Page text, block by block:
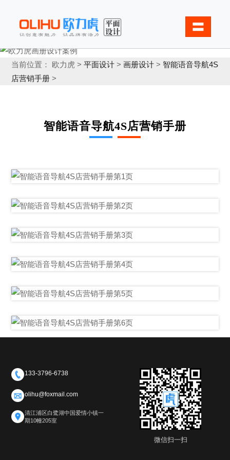
〓
当前位置： 欧力虎 >平面设计 >画册设计 > 智能语音导航4S
店营销手册 >
智能语音导航4S店营销手册
133-3796-6738
olihu@foxmail.com
清江浦区白鹭湖中国爱情小镇一
期10幢205室
微信扫一扫